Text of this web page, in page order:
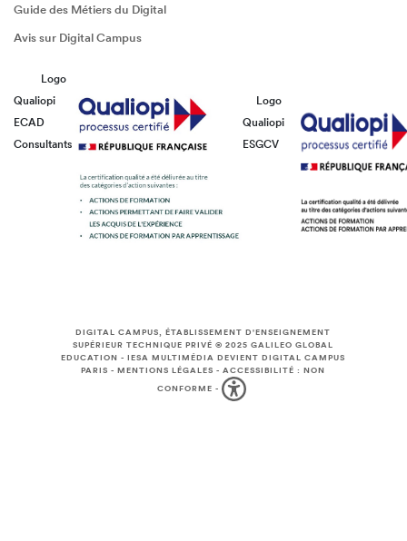
Guide des Métiers du Digital
Avis sur Digital Campus
Logo
Qualiopi
ECAD
Consultants
Logo
Qualiopi
ESGCV
DIGITAL CAMPUS, ÉTABLISSEMENT D'ENSEIGNEMENT
SUPÉRIEUR TECHNIQUE PRIVÉ © 2025GALILEO GLOBAL
EDUCATION -IESA MULTIMÉDIA DEVIENT DIGITAL CAMPUS
PARIS -MENTIONS LÉGALES -ACCESSIBILITÉ : NON
CONFORME -